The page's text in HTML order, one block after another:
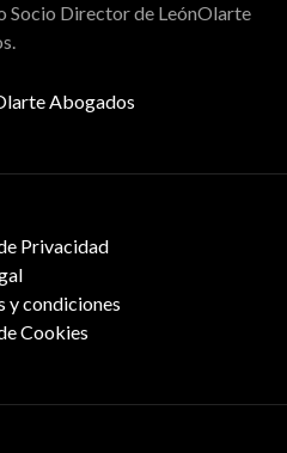
Socio Director de LeónOlarte
Privacidad
y condiciones
Cookies